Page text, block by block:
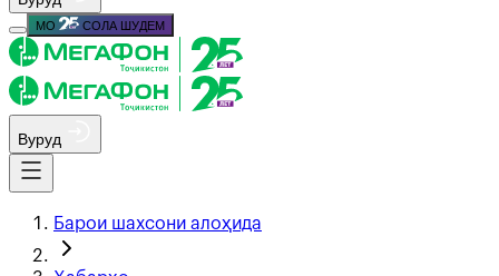
МО СОЛА ШУДЕМ
Вуруд
Барои шахсони алоҳида